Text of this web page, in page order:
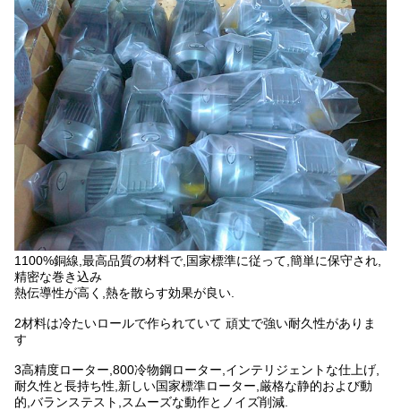
1100%銅線,最高品質の材料で,国家標準に従って,簡単に保守され,
精密な巻き込み
熱伝導性が高く,熱を散らす効果が良い.
2材料は冷たいロールで作られていて 頑丈で強い耐久性がありま
す
3高精度ローター,800冷物鋼ローター,インテリジェントな仕上げ,
耐久性と長持ち性,新しい国家標準ローター,厳格な静的および動
的,バランステスト,スムーズな動作とノイズ削減.